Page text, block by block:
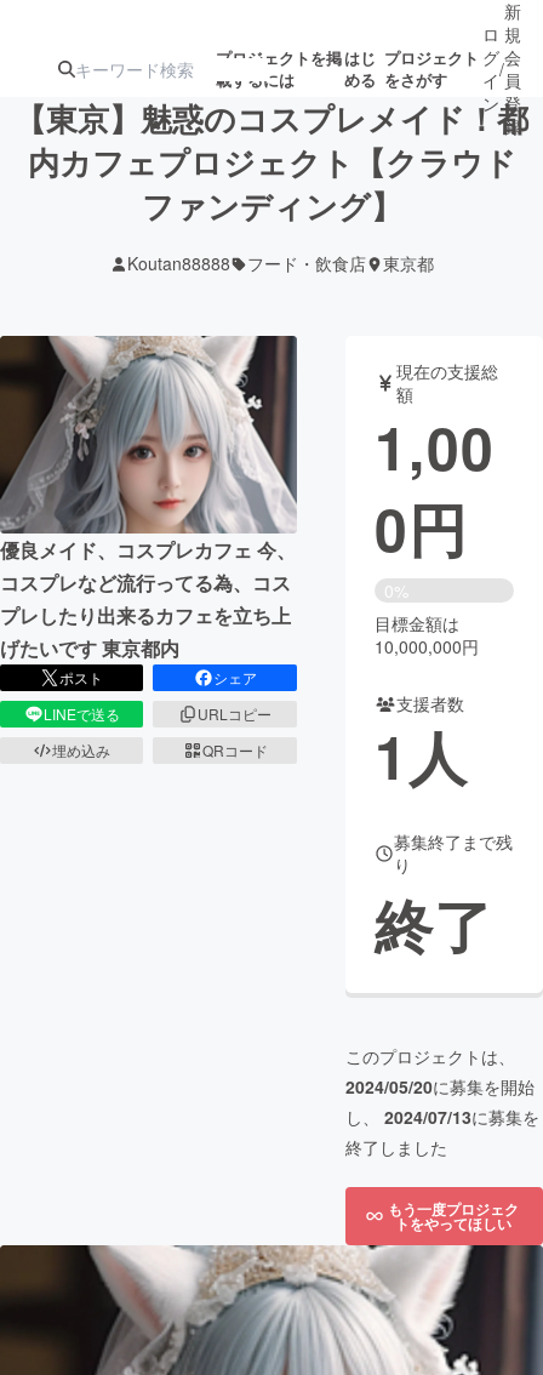
プロジェクトを掲
載するには
はじ
める
プロジェクト
をさがす
注目のリ
注目の新着プロ募集終了が近いプ
テクノロジー・ガジェット
映像・映画 書籍・雑誌
ビジネス・起業 チャレンジ
まちづくり・地域活性化
CAMPFIRE for Social Good CAMPFIRE Creation
CAMPFIREふるさと納税
コミュニティ
ロ
グ
イ
ン
/
新
規
会
員
登
録
【東京】魅惑のコスプレメイド！都
内カフェプロジェクト【クラウド
ファンディング】
Koutan88888 フード・飲食店 東京都
優良メイド、コスプレカフェ 今、
コスプレなど流行ってる為、コス
プレしたり出来るカフェを立ち上
げたいです 東京都内
ポスト
シェア
LINEで送る
URLコピー
埋め込み
QRコード
現在の支援総
額
1,00
0円
0%
目標金額は
10,000,000円
支援者数
1人
募集終了まで残
り
終了
このプロジェクトは、
2024/05/20に募集を開始
し、 2024/07/13に募集を
終了しました
もう一度プロジェク
トをやってほしい